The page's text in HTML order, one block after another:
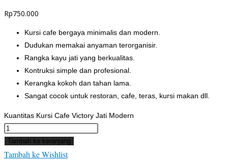
Rp750.000
Kursi cafe bergaya minimalis dan modern.
Dudukan memakai anyaman terorganisir.
Rangka kayu jati yang berkualitas.
Kontruksi simple dan profesional.
Kerangka kokoh dan tahan lama.
Sangat cocok untuk restoran, cafe, teras, kursi makan dll.
Kuantitas Kursi Cafe Victory Jati Modern
Tambah ke keranjang
Tambah ke Wishlist